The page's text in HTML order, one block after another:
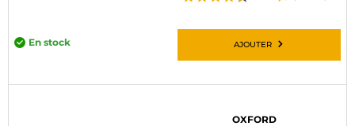
En stock AJOUTER
OXFORD